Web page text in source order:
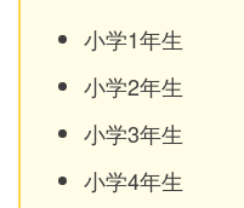
小学1年生
小学2年生
小学3年生
小学4年生